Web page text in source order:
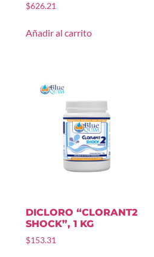
$626.21
Añadir al carrito
DICLORO “CLORANT2
SHOCK”, 1 KG
$153.31